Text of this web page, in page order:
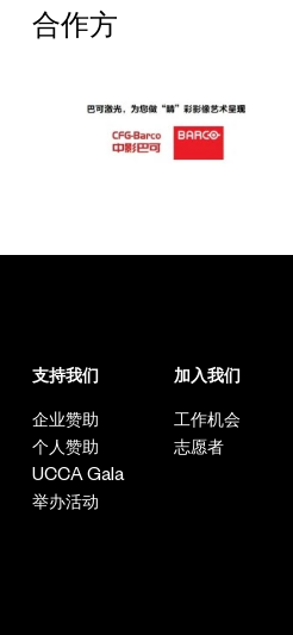
合作方
支持我们
企业赞助
个人赞助
UCCA Gala
举办活动
加入我们
工作机会
志愿者